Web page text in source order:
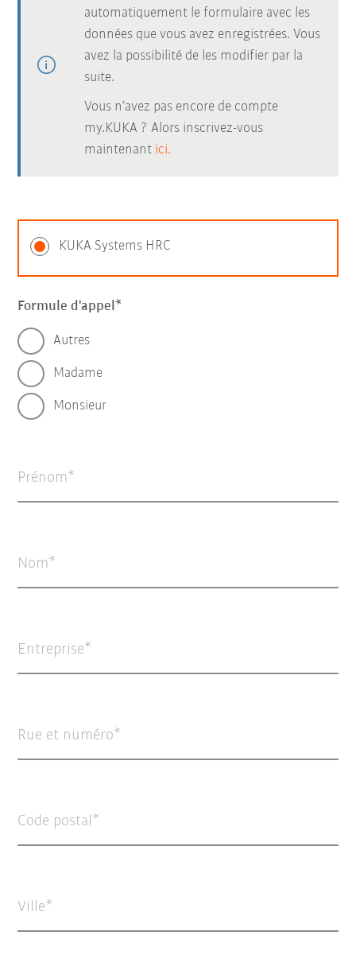
automatiquement le formulaire avec les
données que vous avez enregistrées. Vous
avez la possibilité de les modifier par la
suite.
Vous n’avez pas encore de compte
my.KUKA ? Alors inscrivez-vous
maintenant ici.
KUKA Systems HRC
Formule d'appel
Autres
Madame
Monsieur
Prénom
Nom
Entreprise
Rue et numéro
Code postal
Ville